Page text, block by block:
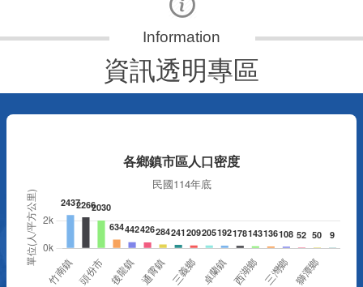
資訊透明專區